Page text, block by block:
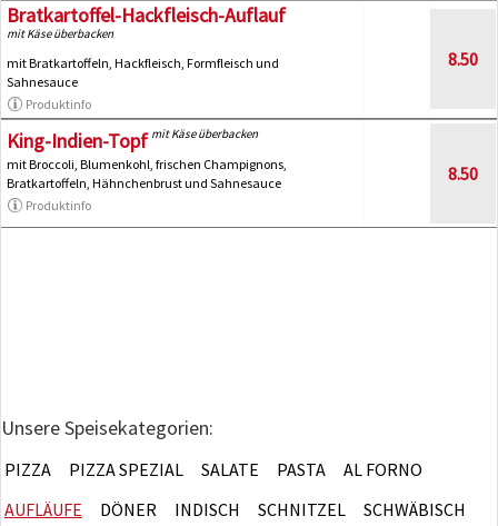
Bratkartoffel-Hackfleisch-Auflauf
mit Käse überbacken
mit Bratkartoffeln, Hackfleisch, Formfleisch und
Sahnesauce
Produktinfo
8.50
King-Indien-Topf mit Käse überbacken
mit Broccoli, Blumenkohl, frischen Champignons,
Bratkartoffeln, Hähnchenbrust und Sahnesauce
Produktinfo
8.50
Unsere Speisekategorien:
PIZZA PIZZA SPEZIAL SALATE PASTA
AL FORNO
AUFLÄUFE
DÖNER INDISCH SCHNITZEL
SCHWÄBISCH